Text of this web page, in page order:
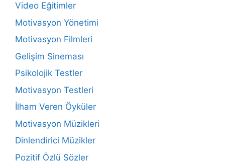
Video Eğitimler
Motivasyon Yönetimi
Motivasyon Filmleri
Gelişim Sineması
Psikolojik Testler
Motivasyon Testleri
İlham Veren Öyküler
Motivasyon Müzikleri
Dinlendirici Müzikler
Pozitif Özlü Sözler